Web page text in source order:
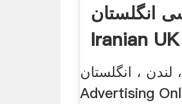
انگلستان
Iranian UK
لندن ، انگلستان
Advertising